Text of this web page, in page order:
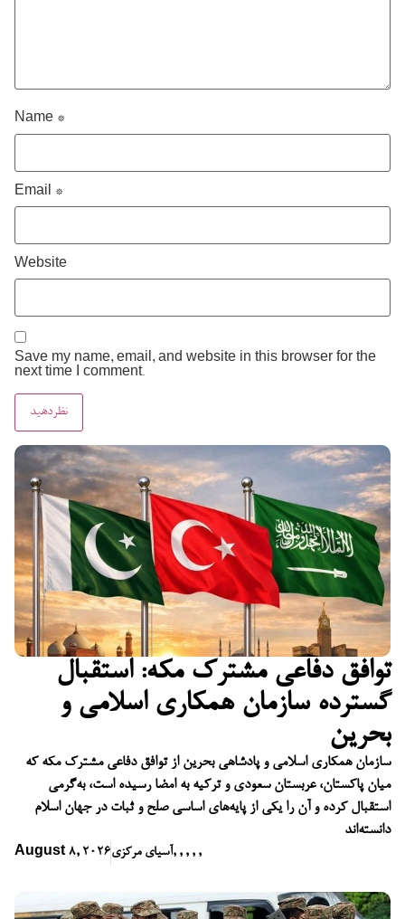
توافق دفاعی مشترک مکه: استقبال
گسترده سازمان همکاری اسلامی و
بحرین
سازمان همکاری اسلامی و پادشاهی بحرین از توافق دفاعی مشترک مکه که
میان پاکستان، عربستان سعودی و ترکیه به امضا رسیده است، به‌گرمی
استقبال کرده و آن را یکی از پایه‌های اساسی صلح و ثبات در جهان اسلام
دانسته‌اند
August 8, 2026آسیای مرکزی, , , , ,
Name *
Email *
Website
Save my name, email, and website in this browser for the
next time I comment.